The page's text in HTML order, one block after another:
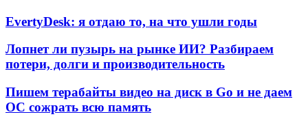
EvertyDesk: я отдаю то, на что ушли годы
Лопнет ли пузырь на рынке ИИ? Разбираем
потери, долги и производительность
Пишем терабайты видео на диск в Go и не даем
ОС сожрать всю память